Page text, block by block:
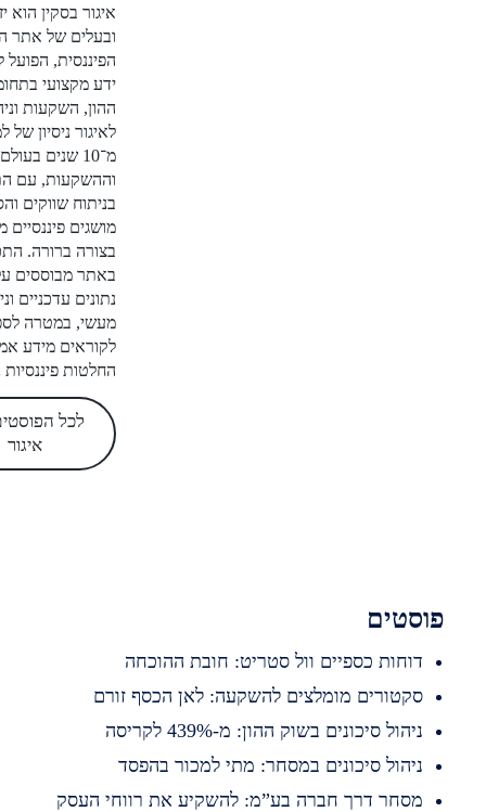
איגור בסקין הוא יזם פיננסי
ובעלים של אתר הביצה
הפיננסית, הפועל להנגשת
ידע מקצועי בתחומי שוק
ההון, השקעות וניהול כסף.
לאיגור ניסיון של למעלה
מ־10 שנים בעולם הפיננסים
וההשקעות, עם התמחות
בניתוח שווקים והסברת
מושגים פיננסיים מורכבים
בצורה ברורה. התכנים
באתר מבוססים על מחקר,
נתונים עדכניים וניסיון
מעשי, במטרה לספק
לקוראים מידע אמין לקבלת
החלטות פיננסיות נכונות.
לכל הפוסטים של
כספיים וול סטריט: חובת ההוכחה
מומלצים להשקעה: לאן הכסף זורם
סיכונים בשוק ההון: מ-439% לקריסה
סיכונים במסחר: מתי למכור בהפסד
דרך חברה בע”מ: להשקיע את רווחי העסק